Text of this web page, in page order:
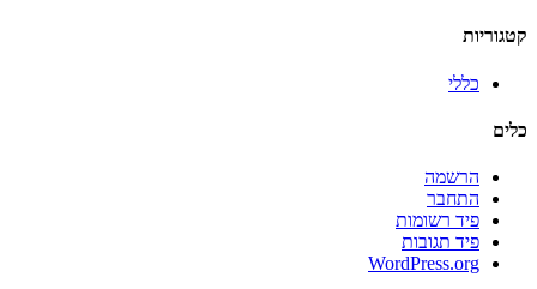
קטגוריות
כללי
כלים
הרשמה
התחבר
פיד רשומות
פיד תגובות
WordPress.org